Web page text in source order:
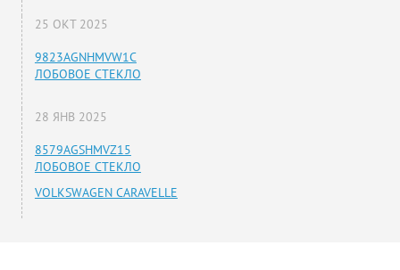
25 ОКТ 2025
9823AGNHMVW1C
ЛОБОВОЕ СТЕКЛО
28 ЯНВ 2025
8579AGSHMVZ15
ЛОБОВОЕ СТЕКЛО
VOLKSWAGEN CARAVELLE